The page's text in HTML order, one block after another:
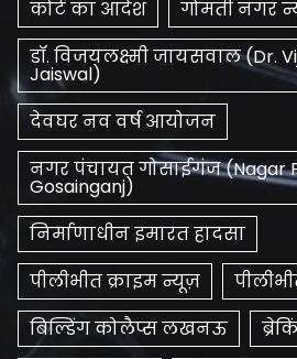
कोर्ट का आदेश
गोमती नगर
डॉ. विजयलक्ष्मी जायसवाल (Dr.
Jaiswal)
देवघर नव वर्ष आयोजन
नगर पंचायत गोसाईगंज (Nagar
Gosainganj)
निर्माणाधीन इमारत हादसा
पीलीभीत क्राइम न्यूज़
बिल्डिंग कोलैप्स लखनऊ